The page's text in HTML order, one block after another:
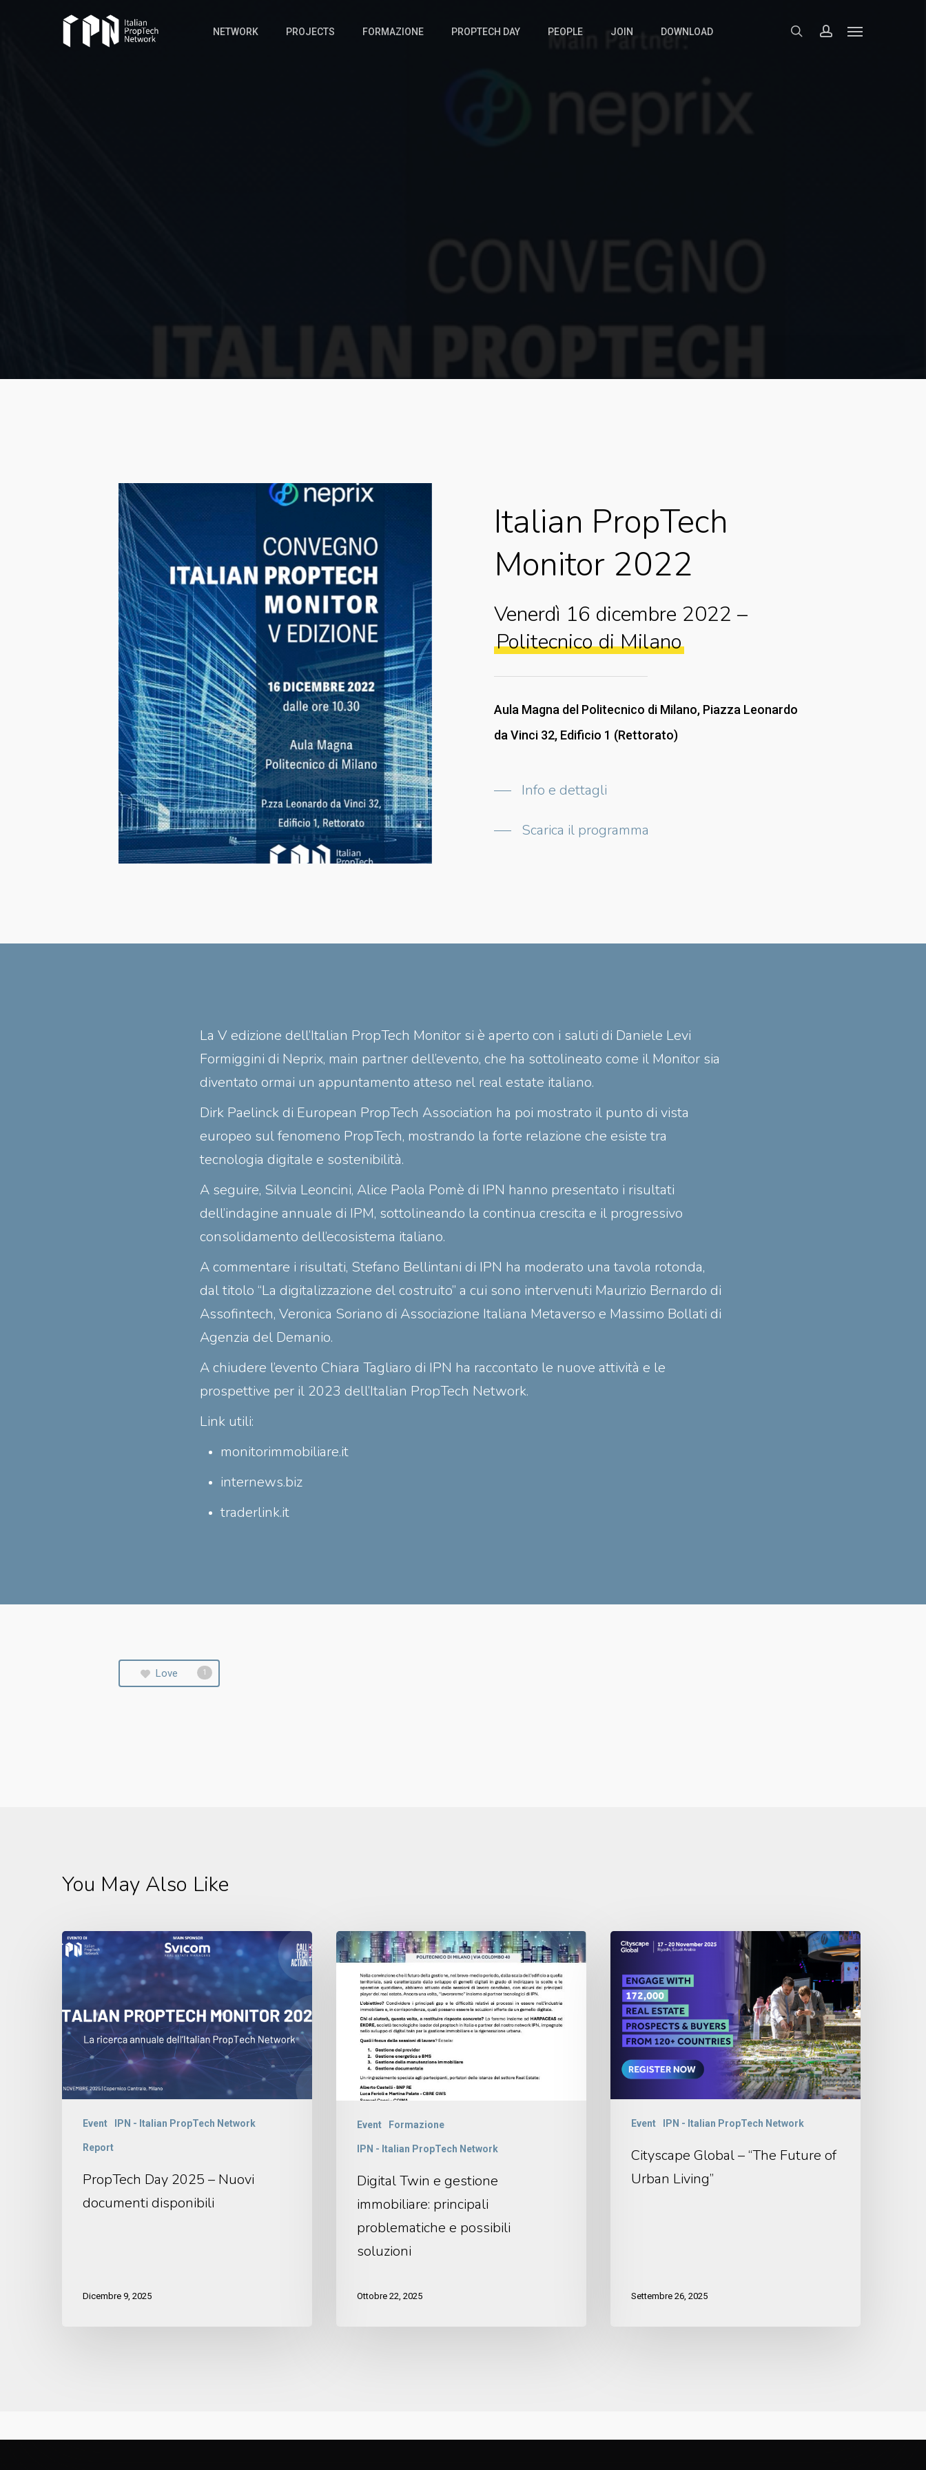
NETWORK PROJECTS FORMAZIONE PROPTECH DAY PEOPLE JOIN DOWNLOAD searchaccount
Menu
Italian PropTech
Monitor 2022
Venerdì 16 dicembre 2022 –
Politecnico di Milano
Aula Magna del Politecnico di Milano, Piazza Leonardo
da Vinci 32, Edificio 1 (Rettorato)
Info e dettagli
Scarica il programma
La V edizione dell’Italian PropTech Monitor si è aperto con i saluti di Daniele Levi
Formiggini di Neprix, main partner dell’evento, che ha sottolineato come il Monitor sia
diventato ormai un appuntamento atteso nel real estate italiano.
Dirk Paelinck di European PropTech Association ha poi mostrato il punto di vista
europeo sul fenomeno PropTech, mostrando la forte relazione che esiste tra
tecnologia digitale e sostenibilità.
A seguire, Silvia Leoncini, Alice Paola Pomè di IPN hanno presentato i risultati
dell’indagine annuale di IPM, sottolineando la continua crescita e il progressivo
consolidamento dell’ecosistema italiano.
A commentare i risultati, Stefano Bellintani di IPN ha moderato una tavola rotonda,
dal titolo “La digitalizzazione del costruito” a cui sono intervenuti Maurizio Bernardo di
Assofintech, Veronica Soriano di Associazione Italiana Metaverso e Massimo Bollati di
Agenzia del Demanio.
A chiudere l’evento Chiara Tagliaro di IPN ha raccontato le nuove attività e le
prospettive per il 2023 dell’Italian PropTech Network.
Link utili:
monitorimmobiliare.it
internews.biz
traderlink.it
Love 1
You May Also Like
Event IPN - Italian PropTech Network
Report
PropTech Day 2025 – Nuovi
documenti disponibili
Dicembre 9, 2025
Event Formazione
IPN - Italian PropTech Network
Digital Twin e gestione
immobiliare: principali
problematiche e possibili
soluzioni
Ottobre 22, 2025
Event IPN - Italian PropTech Network
Cityscape Global – “The Future of
Urban Living”
Settembre 26, 2025